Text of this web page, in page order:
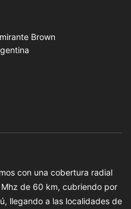
Brown
con una cobertura radial
de 60 km, cubriendo por
llegando a las localidades de